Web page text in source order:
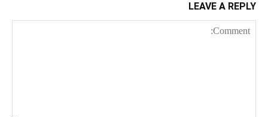
LEAVE A REPLY